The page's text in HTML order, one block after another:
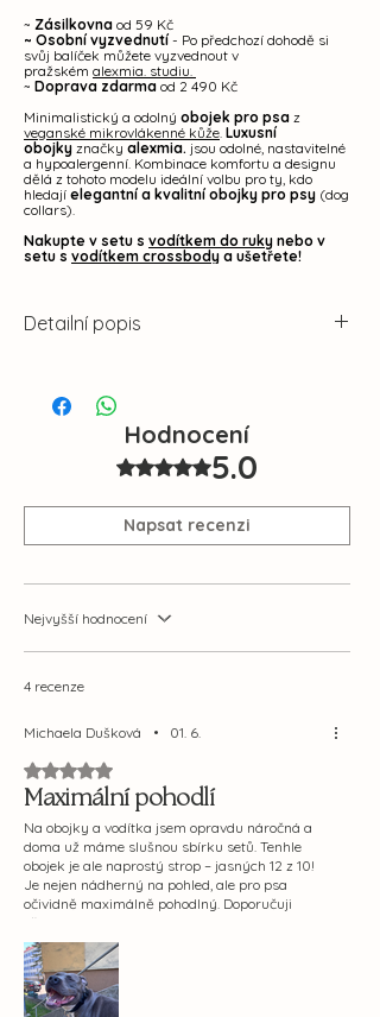
~ Zásilkovna od 59 Kč
~ Osobní vyzvednutí - Po předchozí dohodě si
svůj balíček můžete vyzvednout v
pražském alexmia. studiu.
~ Doprava zdarma od 2 490 Kč
Minimalistický a odolný obojek pro psa z
veganské mikrovlákenné kůže. Luxusní
obojky značky alexmia. jsou odolné, nastavitelné
a hypoalergenní. Kombinace komfortu a designu
dělá z tohoto modelu ideální volbu pro ty, kdo
hledají elegantní a kvalitní obojky pro psy (dog
collars).
Nakupte v setu s vodítkem do ruky nebo v
setu s vodítkem crossbody a ušetřete!
Detailní popis
mikrovlákenná kůže
vysokou odolnost a vzhled pravé
kůže. Je měkkoučká, odolná a hlavně
lehká. Ale pozor, neplést s koženkou.
Více o materiálu si přečtěteZDE.
Zlaté kování je vyrobeno ze směsi
Pozor! V tabulce NEUVÁDÍME velikosti
podle délky obojku, ale
podleobvodu krku pejska.
nebudete vědět rady, kdykoliv se na
nás obraťte. <3
velikost
šířka
obojku
krku
XS 1.4cm 18-26cm
S
M
Hodnocení
Hodnoceno 5 z 5 hvězdiček.
5.0
Napsat recenzi
Nejvyšší hodnocení
4 recenze
Michaela Dušková • 01. 6.
Hodnoceno 5 z 5 hvězdiček.
Maximální pohodlí
Na obojky a vodítka jsem opravdu náročná a
doma už máme slušnou sbírku setů. Tenhle
obojek je ale naprostý strop – jasných 12 z 10!
Je nejen nádherný na pohled, ale pro psa
očividně maximálně pohodlný. Doporučuji
všemi deseti!